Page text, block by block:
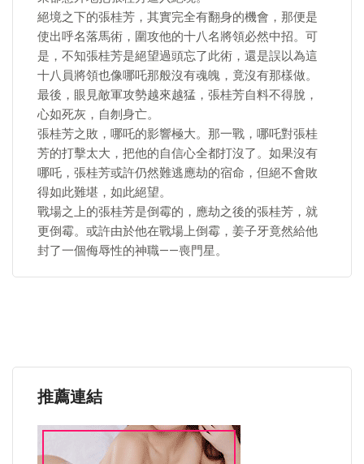
絕境之下的張桂芳，其實完全有翻身的機會，那便是
使出呼名落馬術，圍攻他的十八名將領必然中招。可
是，不知張桂芳是絕望過頭忘了此術，還是誤以為這
十八員將領也像哪吒那般沒有魂魄，竟沒有那樣做。
最後，眼見敵軍攻勢越來越猛，張桂芳自料不得脫，
心如死灰，自刎身亡。
張桂芳之敗，哪吒的影響極大。那一戰，哪吒對張桂
芳的打擊太大，把他的自信心全都打沒了。如果沒有
哪吒，張桂芳或許仍然難逃應劫的宿命，但絕不會敗
得如此難堪，如此絕望。
戰場之上的張桂芳是倒霉的，應劫之後的張桂芳，就
更倒霉。或許由於他在戰場上倒霉，姜子牙竟然給他
封了一個侮辱性的神職——喪門星。
推薦連結